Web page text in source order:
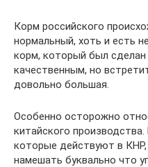
Корм российского
нормальный, хоть и есть
корм, который был сделан
качественным, но
довольно большая.
Особенно осторожно
китайского
которые действуют в
намешать буквально что